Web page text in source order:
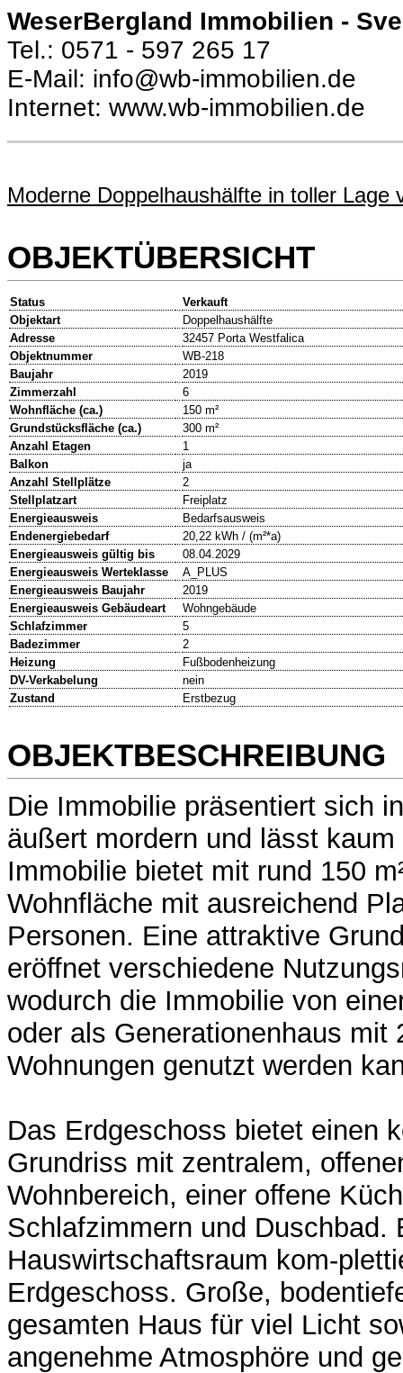
WeserBergland Immobilien -
Tel.: 0571 - 597 265 17
E-Mail: info@wb-immobilien.de
Internet: www.wb-immobilien.de
Moderne Doppelhaushälfte in toller Lage
OBJEKTÜBERSICHT
Status
Verkauft
Objektart
Doppelhaushälfte
Adresse
32457 Porta Westfalica
Objektnummer
WB-218
Baujahr
2019
Zimmerzahl
6
Wohnfläche (ca.)
150 m²
Grundstücksfläche (ca.)
300 m²
Anzahl Etagen
1
Balkon
ja
Anzahl Stellplätze
2
Stellplatzart
Freiplatz
Energieausweis
Bedarfsausweis
Endenergiebedarf
20,22 kWh / (m²*a)
Energieausweis gültig bis
08.04.2029
Energieausweis Werteklasse
A_PLUS
Energieausweis Baujahr
2019
Energieausweis Gebäudeart
Wohngebäude
Schlafzimmer
5
Badezimmer
2
Heizung
Fußbodenheizung
DV-Verkabelung
nein
Zustand
Erstbezug
OBJEKTBESCHREIBUNG
Die Immobilie präsentiert sich
äußert mordern und lässt
Immobilie bietet mit rund 150
Wohnfläche mit ausreichend
Personen. Eine attraktive
eröffnet verschiedene
wodurch die Immobilie von
oder als Generationenhaus mit
Wohnungen genutzt werden
Das Erdgeschoss bietet einen
Grundriss mit zentralem,
Wohnbereich, einer offene
Schlafzimmern und Duschbad.
Hauswirtschaftsraum kom-
Erdgeschoss. Große,
gesamten Haus für viel Licht
angenehme Atmosphöre und